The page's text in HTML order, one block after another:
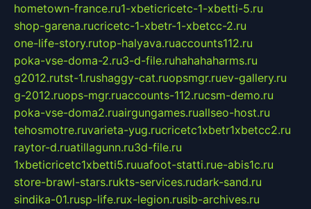
hometown-france.ru1-xbeticricetc-1-xbetti-5.ru
shop-garena.rucricetc-1-xbetr-1-xbetcc-2.ru
one-life-story.rutop-halyava.ruaccounts112.ru
poka-vse-doma-2.ru3-d-file.ruhahahaharms.ru
g2012.rutst-1.rushaggy-cat.ruopsmgr.ruev-gallery.ru
g-2012.ruops-mgr.ruaccounts-112.rucsm-demo.ru
poka-vse-doma2.ruairgungames.ruallseo-host.ru
tehosmotre.ruvarieta-yug.rucricetc1xbetr1xbetcc2.ru
raytor-d.ruatillagunn.ru3d-file.ru
1xbeticricetc1xbetti5.ruuafoot-statti.rue-abis1c.ru
store-brawl-stars.rukts-services.rudark-sand.ru
sindika-01.rusp-life.rux-legion.rusib-archives.ru